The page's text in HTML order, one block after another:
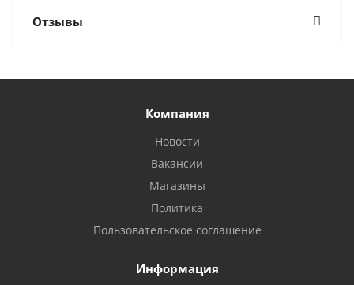
Отзывы
Компания
Новости
Вакансии
Магазины
Политика
Пользовательское соглашение
Информация